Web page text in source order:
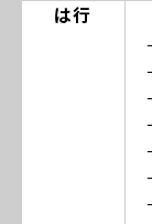
は行